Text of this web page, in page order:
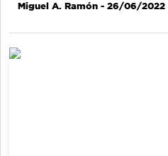
Miguel A. Ramón - 26/06/2022